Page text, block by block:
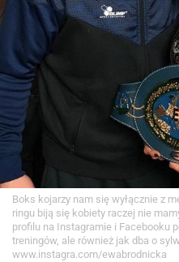
Boks kojarzy nam się wyłącznie z
ringu biją się kobiety raczej nie
profilu na Instagramie i Facebooku
treningów, ale również jak dba o
www.instagra.com/ewabrodnicka